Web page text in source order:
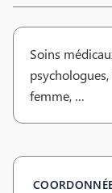
Soins
femme, …